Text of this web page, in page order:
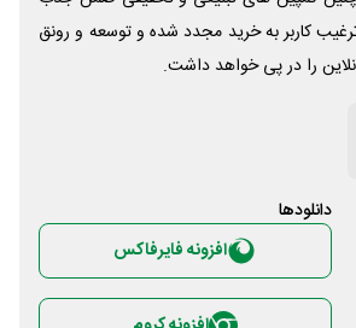
کاربر به خرید مجدد شده و توسعه و رونق
را در پی خواهد داشت.
دانلود‌ها
افزونه فایرفاکس